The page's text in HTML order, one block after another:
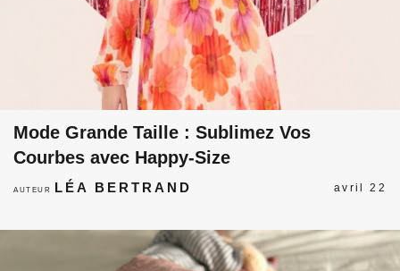
Mode Grande Taille : Sublimez Vos
Courbes avec Happy-Size
AUTEUR LÉA BERTRAND avril 22